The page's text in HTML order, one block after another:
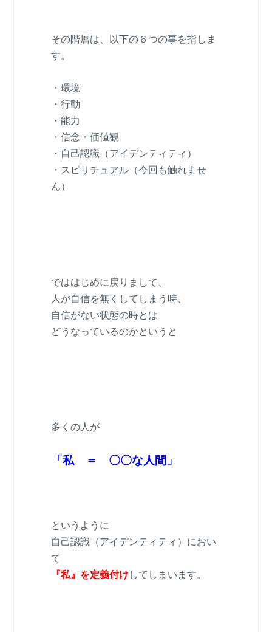
その階層は、以下の６つの事を指しま
す。
・環境
・行動
・能力
・信念・価値観
・自己認識（アイデンティティ）
・スピリチュアル（今回も触れませ
ん）
でははじめに戻りまして、
人が自信を無くしてしまう時、
自信がない状態の時とは
どうなっているのかというと
多くの人が
「私 ＝ 〇〇な人間」
というように
自己認識（アイデンティティ）におい
て
『私』を定義付けしてしまいます。